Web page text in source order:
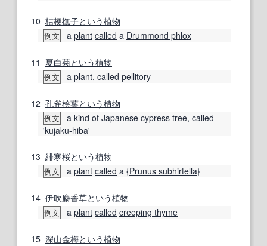
10 桔梗撫子という植物
例文 a plant called a Drummond phlox
11 夏白菊という植物
例文 a plant, called pellitory
12 孔雀桧葉という植物
例文 a kind of Japanese cypress tree, called
'kujaku-hiba'
13 緋寒桜という植物
例文 a plant called a {Prunus subhirtella}
14 伊吹麝香草という植物
例文 a plant called creeping thyme
15 深山金梅という植物